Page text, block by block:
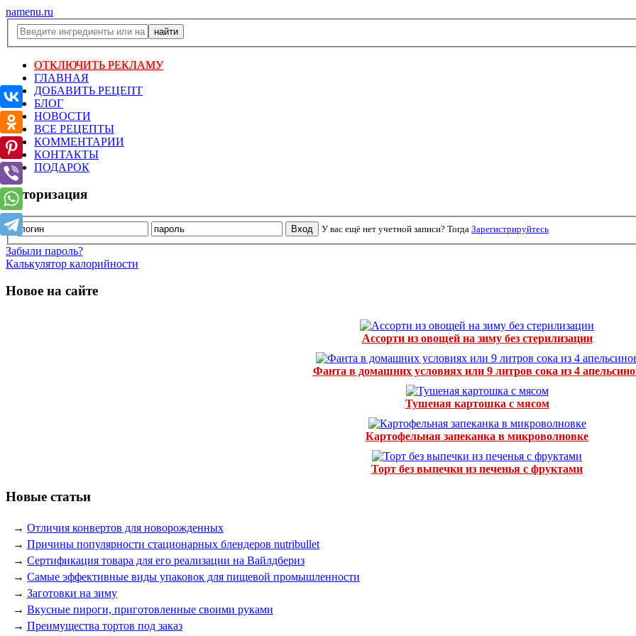
namenu.ru
ОТКЛЮЧИТЬ РЕКЛАМУ
ГЛАВНАЯ
ДОБАВИТЬ РЕЦЕПТ
БЛОГ
НОВОСТИ
ВСЕ РЕЦЕПТЫ
КОММЕНТАРИИ
КОНТАКТЫ
ПОДАРОК
Авторизация
У вас ещё нет учетной записи? Тогда Зарегистрируйтесь
Забыли пароль?
Калькулятор калорийности
Новое на сайте
Ассорти из овощей на зиму без стерилизации
Фанта в домашних условиях или 9 литров сока из 4
Тушеная картошка с мясом
Картофельная запеканка в микроволновке
Торт без выпечки из печенья с фруктами
Новые статьи
→ Отличия конвертов для новорожденных
→ Причины популярности стационарных блендеров nutribullet
→ Сертификация товара для его реализации на Вайлдбериз
→ Самые эффективные виды упаковок для пищевой промышленности
→ Заготовки на зиму
→ Вкусные пироги, приготовленные своими руками
→ Преимущества тортов под заказ